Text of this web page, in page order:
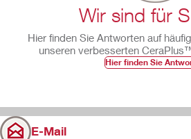
Wir sind für
Hier finden Sie Antworten auf
unseren verbesserten
Hier finden Sie
E-Mail